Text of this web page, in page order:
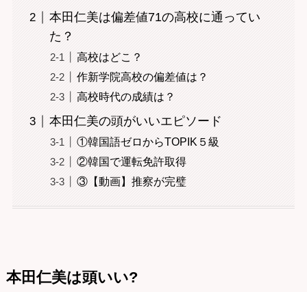
本田仁美は偏差値71の高校に通ってい
た？
高校はどこ？
作新学院高校の偏差値は？
高校時代の成績は？
本田仁美の頭がいいエピソード
①韓国語ゼロからTOPIK５級
②韓国で運転免許取得
③【動画】推察が完璧
本田仁美は頭いい?